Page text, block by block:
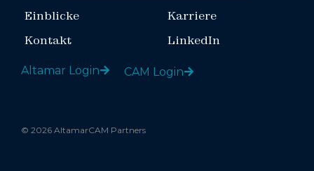
Einblicke
Kontakt
Karriere
LinkedIn
Altamar Login CAM Login
© 2026 AltamarCAM Partners